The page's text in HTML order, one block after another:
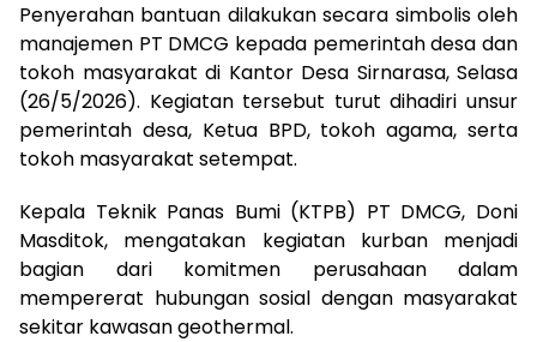
Penyerahan bantuan dilakukan secara simbolis oleh
manajemen PT DMCG kepada pemerintah desa dan
tokoh masyarakat di Kantor Desa Sirnarasa, Selasa
(26/5/2026). Kegiatan tersebut turut dihadiri unsur
pemerintah desa, Ketua BPD, tokoh agama, serta
tokoh masyarakat setempat.
Kepala Teknik Panas Bumi (KTPB) PT DMCG, Doni
Masditok, mengatakan kegiatan kurban menjadi
bagian dari komitmen perusahaan dalam
mempererat hubungan sosial dengan masyarakat
sekitar kawasan geothermal.